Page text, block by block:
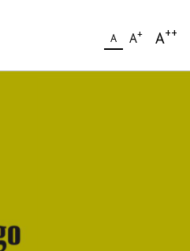
A A+ A++